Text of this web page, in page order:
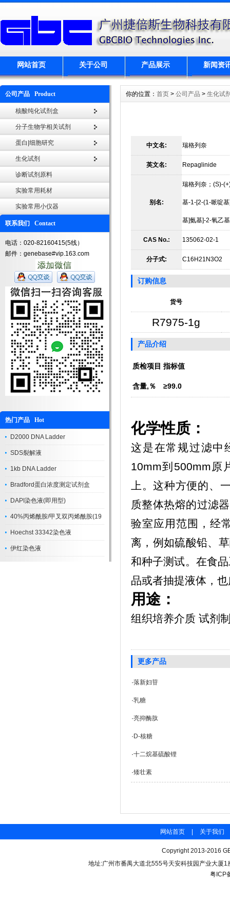
网站首页 关于公司 产品展示 新闻资
公司产品 Product
核酸纯化试剂盒
分子生物学相关试剂
蛋白|细胞研究
生化试剂
诊断试剂原料
实验常用耗材
实验常用小仪器
联系我们 Contact
电话：020-82160415(5线）
邮件：genebase#vip.163.com
热门产品 Hot
D2000 DNA Ladder
SDS裂解液
1kb DNA Ladder
Bradford蛋白浓度测定试剂盒
DAPI染色液(即用型)
40%丙烯酰胺/甲叉双丙烯酰胺(19
Hoechst 33342染色液
伊红染色液
你的位置： 首页 > 公司产品 > 生化试
中文名: 瑞格列奈
英文名: Repaglinide
别名:
瑞格列奈；(S)-
基-1-[2-(1-哌啶
基]氨基]-2-氧乙
CAS No.: 135062-02-1
分子式: C16H21N3O2
订购信息
货号
R7975-1g
产品介绍
质检项目 指标值
含量,％ ≥99.0
化学性质：
这是在常规过滤中
10mm到500mm原
上。这种方便的、
质整体热熔的过滤
验室应用范围，经
离，例如硫酸铅、
和种子测试。在食
品或者抽提液体，
用途：
组织培养介质 试剂
更多产品
·落新妇苷
·乳糖
·亮抑酶肽
· D-核糖
·十二烷基硫酸锂
·矮壮素
网站首页 关于我们
Copyright 2013-2016
地址:广州市番禺大道北555号天安科技园产业大厦
粤ICP